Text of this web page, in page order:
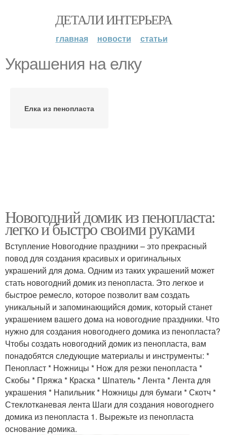
ДЕТАЛИ ИНТЕРЬЕРА
главная новости статьи
Украшения на елку
Елка из пенопласта
Новогодний домик из пенопласта:
легко и быстро своими руками
Вступление Новогодние праздники – это прекрасный
повод для создания красивых и оригинальных
украшений для дома. Одним из таких украшений может
стать новогодний домик из пенопласта. Это легкое и
быстрое ремесло, которое позволит вам создать
уникальный и запоминающийся домик, который станет
украшением вашего дома на новогодние праздники. Что
нужно для создания новогоднего домика из пенопласта?
Чтобы создать новогодний домик из пенопласта, вам
понадобятся следующие материалы и инструменты: *
Пенопласт * Ножницы * Нож для резки пенопласта *
Скобы * Пряжа * Краска * Шпатель * Лента * Лента для
украшения * Напильник * Ножницы для бумаги * Скотч *
Стеклотканевая лента Шаги для создания новогоднего
домика из пенопласта 1. Вырежьте из пенопласта
основание домика.